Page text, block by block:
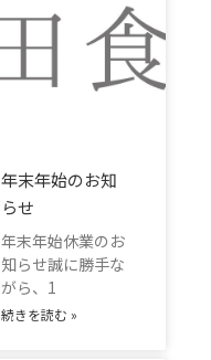
年末年始のお知
らせ
年末年始休業のお
知らせ誠に勝手な
がら、1
続きを読む »